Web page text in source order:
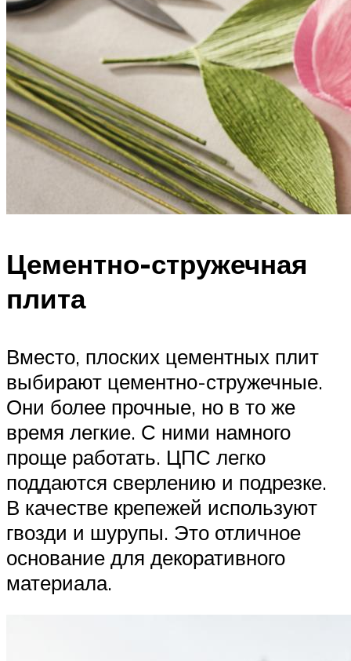
Цементно-стружечная
плита
Вместо, плоских цементных плит
выбирают цементно-стружечные.
Они более прочные, но в то же
время легкие. С ними намного
проще работать. ЦПС легко
поддаются сверлению и подрезке.
В качестве крепежей используют
гвозди и шурупы. Это отличное
основание для декоративного
материала.